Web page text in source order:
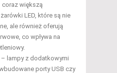
większą
LED, które są nie
ale również oferują
co wpływa na
lampy z dodatkowymi
porty USB czy